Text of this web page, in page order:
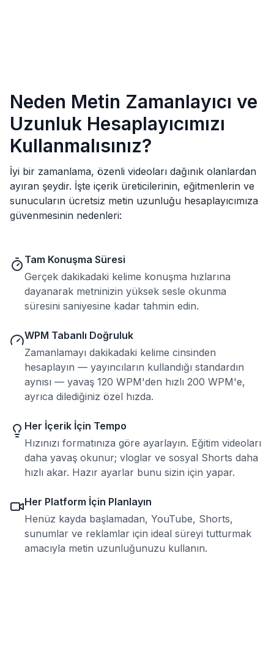
Neden Metin Zamanlayıcı ve
Uzunluk Hesaplayıcımızı
Kullanmalısınız?
İyi bir zamanlama, özenli videoları dağınık olanlardan
ayıran şeydir. İşte içerik üreticilerinin, eğitmenlerin ve
sunucuların ücretsiz metin uzunluğu hesaplayıcımıza
güvenmesinin nedenleri:
Tam Konuşma Süresi
Gerçek dakikadaki kelime konuşma hızlarına
dayanarak metninizin yüksek sesle okunma
süresini saniyesine kadar tahmin edin.
WPM Tabanlı Doğruluk
Zamanlamayı dakikadaki kelime cinsinden
hesaplayın — yayıncıların kullandığı standardın
aynısı — yavaş 120 WPM'den hızlı 200 WPM'e,
ayrıca dilediğiniz özel hızda.
Her İçerik İçin Tempo
Hızınızı formatınıza göre ayarlayın. Eğitim videoları
daha yavaş okunur; vloglar ve sosyal Shorts daha
hızlı akar. Hazır ayarlar bunu sizin için yapar.
Her Platform İçin Planlayın
Henüz kayda başlamadan, YouTube, Shorts,
sunumlar ve reklamlar için ideal süreyi tutturmak
amacıyla metin uzunluğunuzu kullanın.